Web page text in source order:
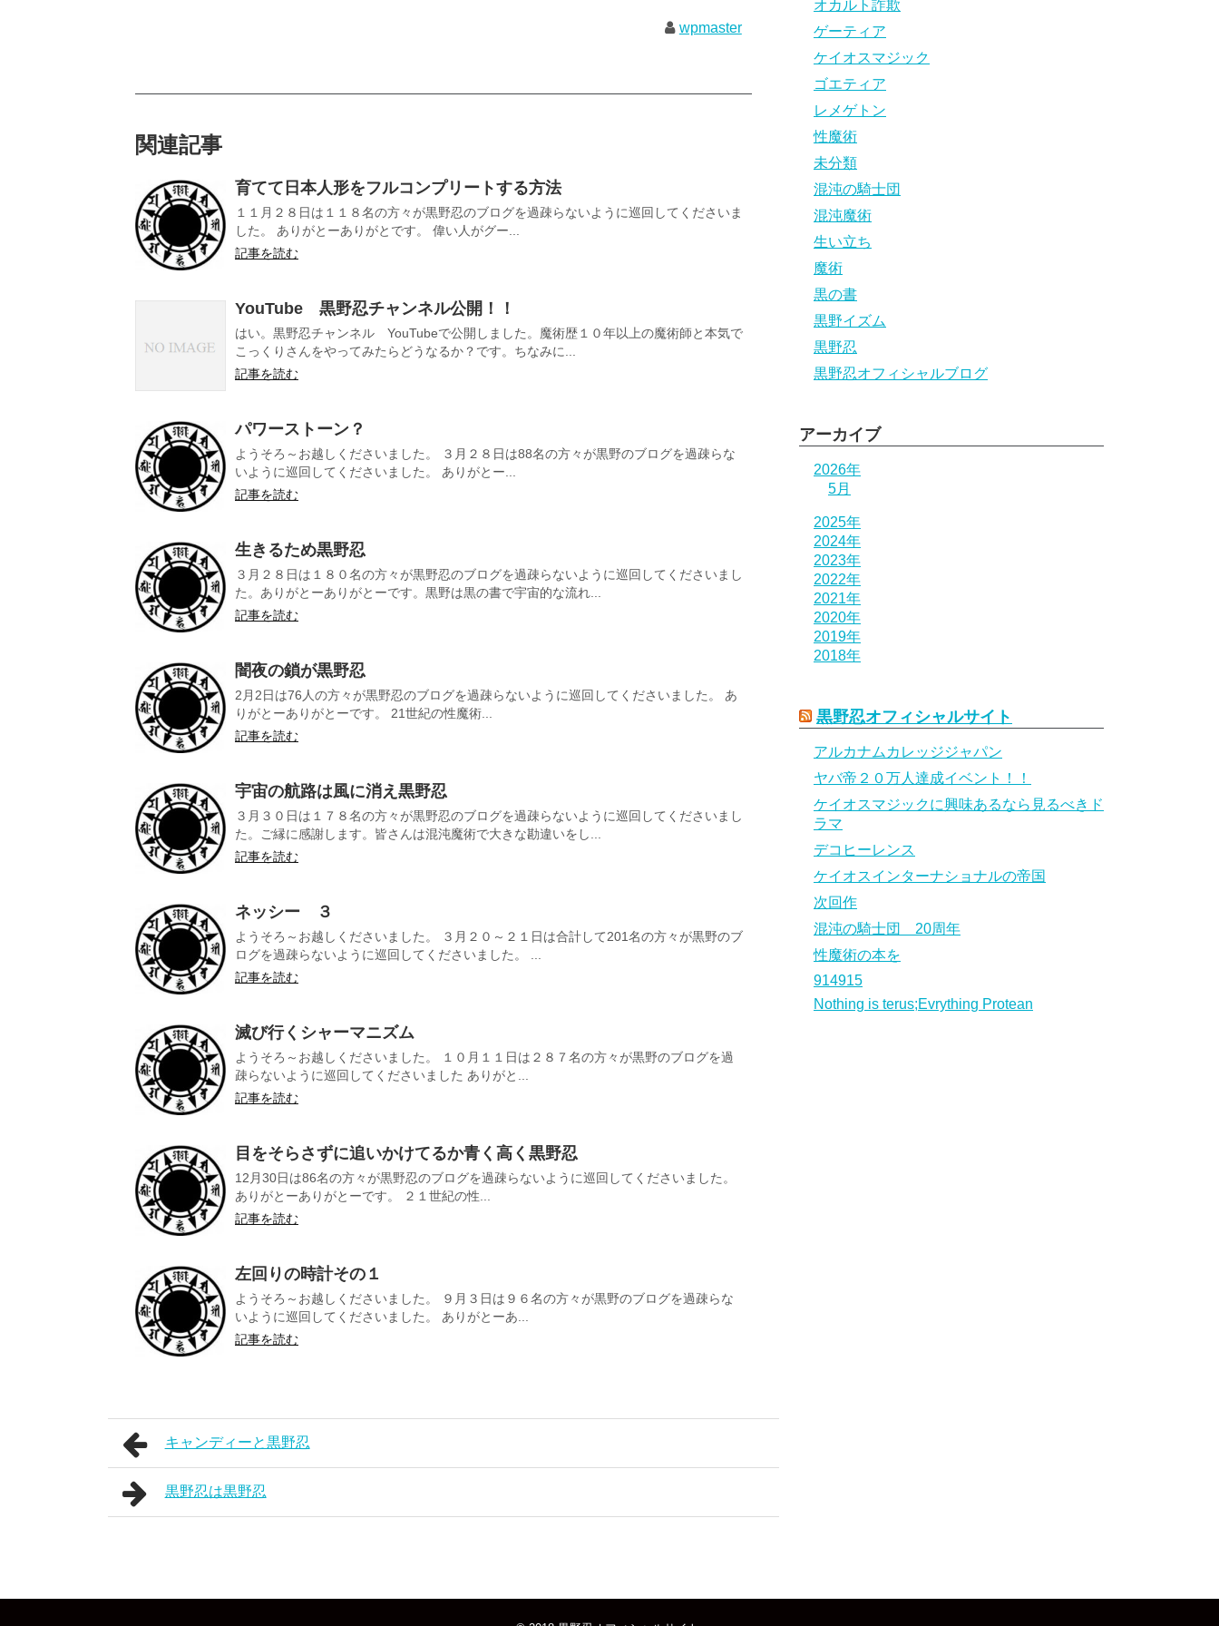
wpmaster
関連記事
育てて日本人形をフルコンプリートする方法
１１月２８日は１１８名の方々が黒野忍のブログを過疎らないように巡回してくださいま
した。 ありがとーありがとです。 偉い人がグー...
記事を読む
YouTube 黒野忍チャンネル公開！！
はい。黒野忍チャンネル YouTubeで公開しました。魔術歴１０年以上の魔術師と本気で
こっくりさんをやってみたらどうなるか？です。ちなみに...
記事を読む
パワーストーン？
ようそろ～お越しくださいました。 ３月２８日は88名の方々が黒野のブログを過疎らな
いように巡回してくださいました。 ありがとー...
記事を読む
生きるため黒野忍
３月２８日は１８０名の方々が黒野忍のブログを過疎らないように巡回してくださいまし
た。ありがとーありがとーです。黒野は黒の書で宇宙的な流れ...
記事を読む
闇夜の鎖が黒野忍
2月2日は76人の方々が黒野忍のブログを過疎らないように巡回してくださいました。 あ
りがとーありがとーです。 21世紀の性魔術...
記事を読む
宇宙の航路は風に消え黒野忍
３月３０日は１７８名の方々が黒野忍のブログを過疎らないように巡回してくださいまし
た。ご縁に感謝します。皆さんは混沌魔術で大きな勘違いをし...
記事を読む
ネッシー ３
ようそろ～お越しくださいました。 ３月２０～２１日は合計して201名の方々が黒野のブ
ログを過疎らないように巡回してくださいました。 ...
記事を読む
滅び行くシャーマニズム
ようそろ～お越しくださいました。 １０月１１日は２８７名の方々が黒野のブログを過
疎らないように巡回してくださいました ありがと...
記事を読む
目をそらさずに追いかけてるか青く高く黒野忍
12月30日は86名の方々が黒野忍のブログを過疎らないように巡回してくださいました。
ありがとーありがとーです。 ２１世紀の性...
記事を読む
左回りの時計その１
ようそろ～お越しくださいました。 ９月３日は９６名の方々が黒野のブログを過疎らな
いように巡回してくださいました。 ありがとーあ...
記事を読む
キャンディーと黒野忍
黒野忍は黒野忍
オカルト詐欺
ゲーティア
ケイオスマジック
ゴエティア
レメゲトン
性魔術
未分類
混沌の騎士団
混沌魔術
生い立ち
魔術
黒の書
黒野イズム
黒野忍
黒野忍オフィシャルブログ
アーカイブ
2026年
5月
2025年
2024年
2023年
2022年
2021年
2020年
2019年
2018年
黒野忍オフィシャルサイト
アルカナムカレッジジャパン
ヤバ帝２０万人達成イベント！！
ケイオスマジックに興味あるなら見るべきド
ラマ
デコヒーレンス
ケイオスインターナショナルの帝国
次回作
混沌の騎士団 20周年
性魔術の本を
914915
Nothing is terus;Evrything Protean